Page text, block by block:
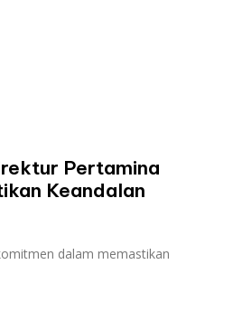
Pertamina
Keandalan
dalam memastikan